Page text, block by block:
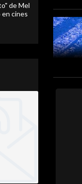
de Mel
cines